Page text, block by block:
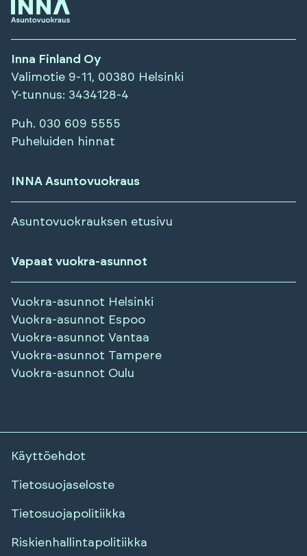
Inna Finland Oy
Valimotie 9-11, 00380 Helsinki
Y-tunnus: 3434128-4
Puh. 030 609 5555
Puheluiden hinnat
INNA Asuntovuokraus
Asuntovuokrauksen etusivu
Vapaat vuokra-asunnot
Vuokra-asunnot Helsinki
Vuokra-asunnot Espoo
Vuokra-asunnot Vantaa
Vuokra-asunnot Tampere
Vuokra-asunnot Oulu
Käyttöehdot
Tietosuojaseloste
Tietosuojapolitiikka
Riskienhallintapolitiikka